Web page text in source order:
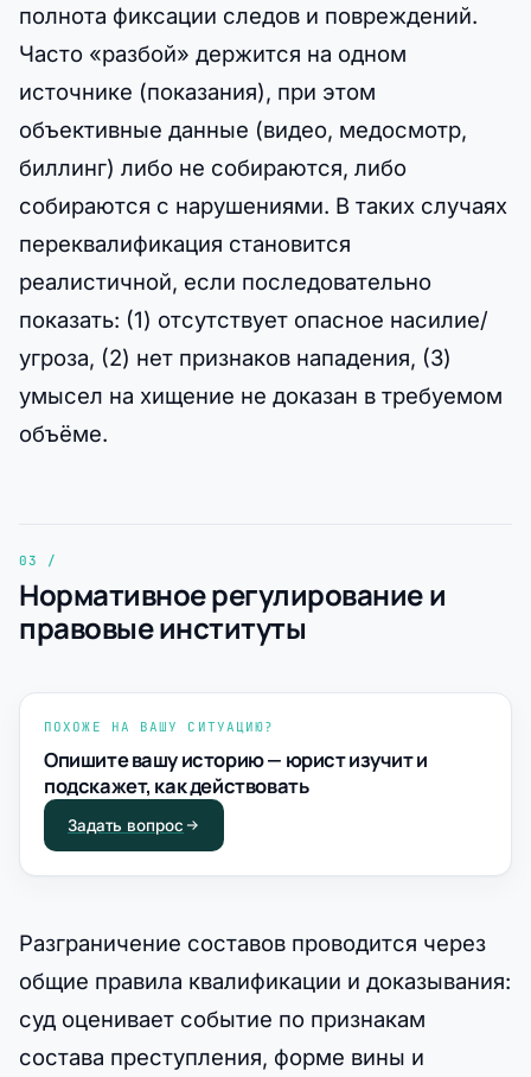
полнота фиксации следов и повреждений.
Часто «разбой» держится на одном
источнике (показания), при этом
объективные данные (видео, медосмотр,
биллинг) либо не собираются, либо
собираются с нарушениями. В таких случаях
переквалификация становится
реалистичной, если последовательно
показать: (1) отсутствует опасное насилие/
угроза, (2) нет признаков нападения, (3)
умысел на хищение не доказан в требуемом
объёме.
Нормативное регулирование и
правовые институты
ПОХОЖЕ НА ВАШУ СИТУАЦИЮ?
Опишите вашу историю — юрист изучит и
подскажет, как действовать
Задать вопрос
Разграничение составов проводится через
общие правила квалификации и доказывания:
суд оценивает событие по признакам
состава преступления, форме вины и